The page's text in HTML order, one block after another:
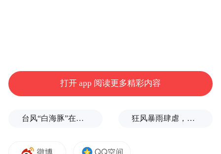
教育质量和国际化氛围，另一方面更取决于
城市所能提供的公共服务水平。为了贯彻落
打开 app 阅读更多精彩内容
台风“白海豚”在浙江玉环登陆，大片树木被吹倒 狂风暴雨肆虐，台州一家电厂遭受猛烈冲击